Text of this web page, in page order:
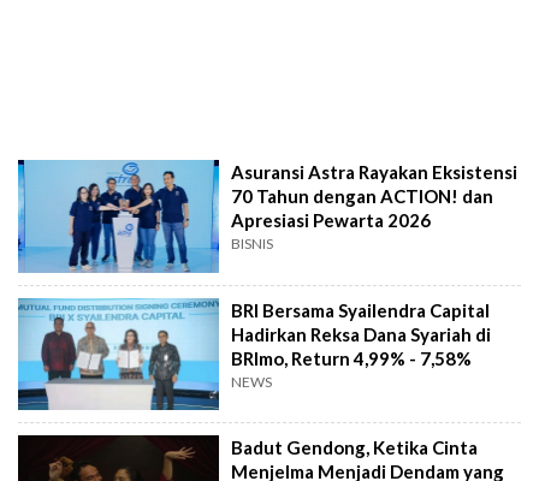
Asuransi Astra Rayakan Eksistensi
70 Tahun dengan ACTION! dan
Apresiasi Pewarta 2026
BISNIS
BRI Bersama Syailendra Capital
Hadirkan Reksa Dana Syariah di
BRImo, Return 4,99% - 7,58%
NEWS
Badut Gendong, Ketika Cinta
Menjelma Menjadi Dendam yang